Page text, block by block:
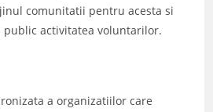
comunitatii pentru acesta si
public activitatea voluntarilor.
a organizatiilor care